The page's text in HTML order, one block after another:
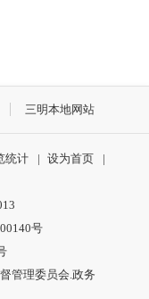
三明本地网站
统计 | 设为首页
|
号
管理委员会.政务